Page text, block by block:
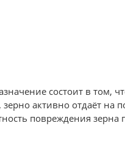
состоит в том,
активно отдаёт на
повреждения